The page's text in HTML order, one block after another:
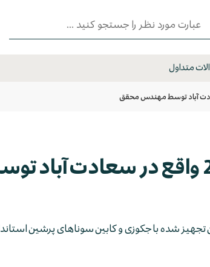
متداول
تجهیز شده با جکوزی و کابین سوناهای پرشین